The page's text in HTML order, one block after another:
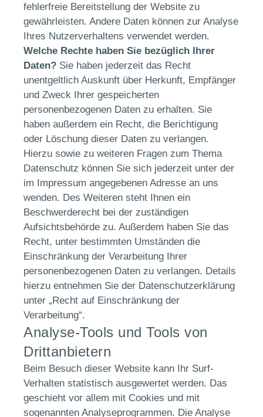
fehlerfreie Bereitstellung der Website zu
gewährleisten. Andere Daten können zur Analyse
Ihres Nutzerverhaltens verwendet werden.
Welche Rechte haben Sie bezüglich Ihrer
Daten? Sie haben jederzeit das Recht
unentgeltlich Auskunft über Herkunft, Empfänger
und Zweck Ihrer gespeicherten
personenbezogenen Daten zu erhalten. Sie
haben außerdem ein Recht, die Berichtigung
oder Löschung dieser Daten zu verlangen.
Hierzu sowie zu weiteren Fragen zum Thema
Datenschutz können Sie sich jederzeit unter der
im Impressum angegebenen Adresse an uns
wenden. Des Weiteren steht Ihnen ein
Beschwerderecht bei der zuständigen
Aufsichtsbehörde zu. Außerdem haben Sie das
Recht, unter bestimmten Umständen die
Einschränkung der Verarbeitung Ihrer
personenbezogenen Daten zu verlangen. Details
hierzu entnehmen Sie der Datenschutzerklärung
unter „Recht auf Einschränkung der
Verarbeitung“.
Analyse-Tools und Tools von
Drittanbietern
Beim Besuch dieser Website kann Ihr Surf-
Verhalten statistisch ausgewertet werden. Das
geschieht vor allem mit Cookies und mit
sogenannten Analyseprogrammen. Die Analyse